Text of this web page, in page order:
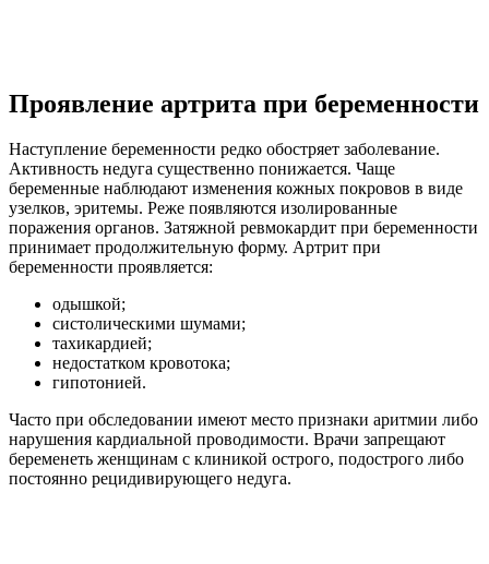
Проявление артрита при беременности
Наступление беременности редко обостряет заболевание.
Активность недуга существенно понижается. Чаще
беременные наблюдают изменения кожных покровов в виде
узелков, эритемы. Реже появляются изолированные
поражения органов. Затяжной ревмокардит при беременности
принимает продолжительную форму. Артрит при
беременности проявляется:
одышкой;
систолическими шумами;
тахикардией;
недостатком кровотока;
гипотонией.
Часто при обследовании имеют место признаки аритмии либо
нарушения кардиальной проводимости. Врачи запрещают
беременеть женщинам с клиникой острого, подострого либо
постоянно рецидивирующего недуга.